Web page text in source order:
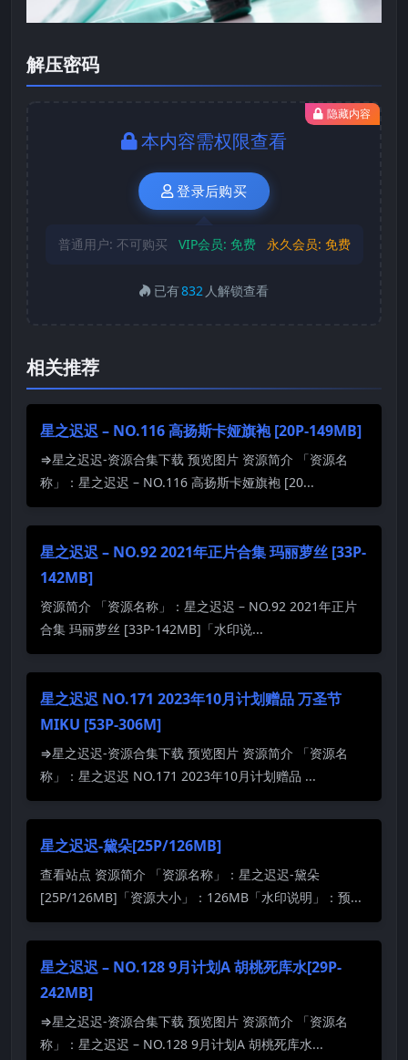
解压密码
隐藏内容
本内容需权限查看
登录后购买
普通用户: 不可购买 VIP会员: 免费 永久会员: 免费
已有832 人解锁查看
相关推荐
星之迟迟 – NO.116 高扬斯卡娅旗袍 [20P-149MB]
⇒星之迟迟-资源合集下载 预览图片 资源简介 「资源名
称」：星之迟迟 – NO.116 高扬斯卡娅旗袍 [20...
星之迟迟 – NO.92 2021年正片合集 玛丽萝丝 [33P-
142MB]
资源简介 「资源名称」：星之迟迟 – NO.92 2021年正片
合集 玛丽萝丝 [33P-142MB]「水印说...
星之迟迟 NO.171 2023年10月计划赠品 万圣节
MIKU [53P-306M]
⇒星之迟迟-资源合集下载 预览图片 资源简介 「资源名
称」：星之迟迟 NO.171 2023年10月计划赠品 ...
星之迟迟-黛朵[25P/126MB]
查看站点 资源简介 「资源名称」：星之迟迟-黛朵
[25P/126MB]「资源大小」：126MB「水印说明」：预...
星之迟迟 – NO.128 9月计划A 胡桃死库水[29P-
242MB]
⇒星之迟迟-资源合集下载 预览图片 资源简介 「资源名
称」：星之迟迟 – NO.128 9月计划A 胡桃死库水...